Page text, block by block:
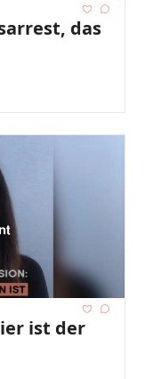
das
ist der